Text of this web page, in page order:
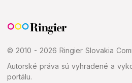
© 2010 - 2026 Ringier Slovakia
Autorské práva sú vyhradené a
portálu.